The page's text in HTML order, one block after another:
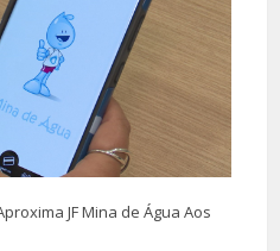
JF Mina de Água Aos